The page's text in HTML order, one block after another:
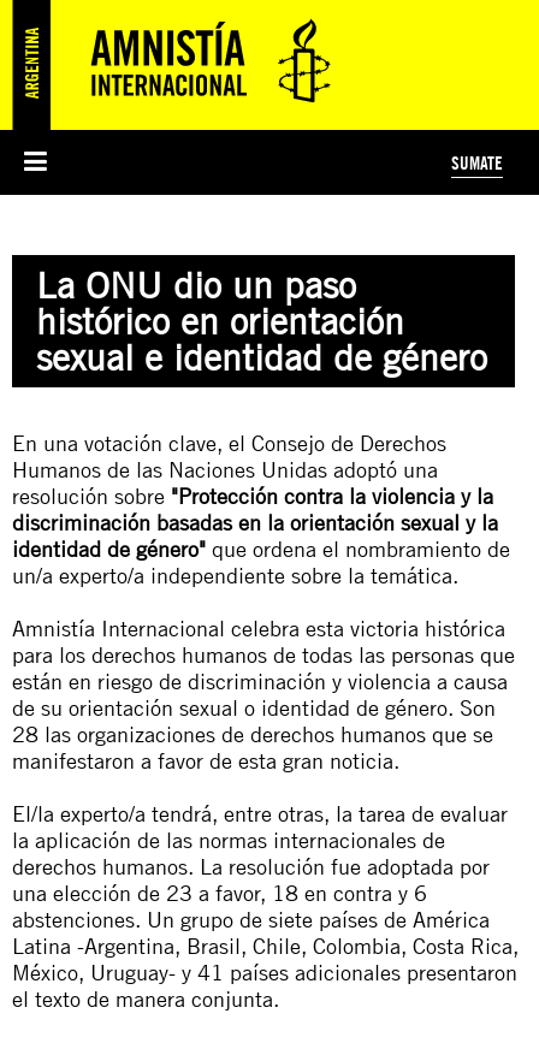
PREGUNTAS FRECUENTES
ÁREAS TEMÁTICAS
JUSTICIA INTERNACIONAL
EDUCACIÓN EN DERECHOS HUMANOS Y JÓVENES
PRENSA
SUSCRIBITE
SUMATE
PREGUNTAS FRECUENTES
La ONU dio un paso
histórico en orientación
sexual e identidad de género
En una votación clave, el Consejo de Derechos
Humanos de las Naciones Unidas adoptó una
resolución sobre "Protección contra la violencia y la
discriminación basadas en la orientación sexual y la
identidad de género" que ordena el nombramiento de
un/a experto/a independiente sobre la temática.
Amnistía Internacional celebra esta victoria histórica
para los derechos humanos de todas las personas que
están en riesgo de discriminación y violencia a causa
de su orientación sexual o identidad de género. Son
28 las organizaciones de derechos humanos que se
manifestaron a favor de esta gran noticia.
El/la experto/a tendrá, entre otras, la tarea de evaluar
la aplicación de las normas internacionales de
derechos humanos. La resolución fue adoptada por
una elección de 23 a favor, 18 en contra y 6
abstenciones. Un grupo de siete países de América
Latina -Argentina, Brasil, Chile, Colombia, Costa Rica,
México, Uruguay- y 41 países adicionales presentaron
el texto de manera conjunta.